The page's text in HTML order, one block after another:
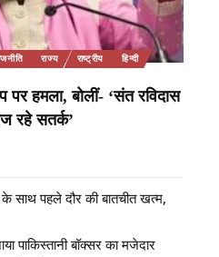
राज्य राष्ट्रीय हिन्दी
पर हमला, बोलीं- ‘संत रविदास
रहे सतर्क’
साथ पहले दौर की बातचीत खत्म,
बॉक्सर का मजेदार